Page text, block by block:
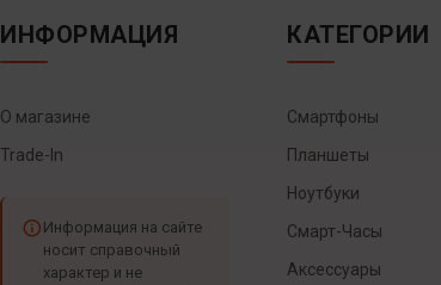
ИНФОРМАЦИЯ
О магазине
Trade-In
Информация на сайте
носит справочный
характер и не
КАТЕГОРИИ
Смартфоны
Планшеты
Ноутбуки
Смарт-Часы
Аксессуары